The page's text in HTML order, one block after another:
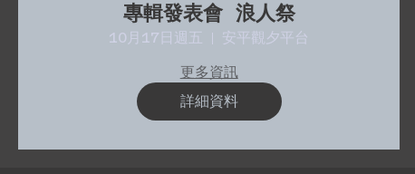
專輯發表會 浪人祭
10月17日週五
安平觀夕平台
更多資訊
詳細資料